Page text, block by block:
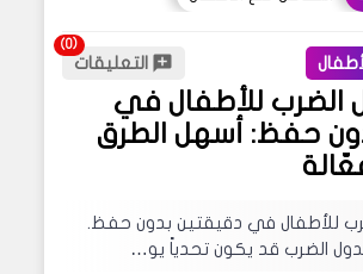
التعليقات
الضرب للأطفال في
حفظ: أسهل الطرق
للأطفال في دقيقتين بدون حفظ.
الضرب قد يكون تحدياً يو…